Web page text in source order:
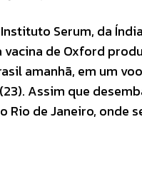
Serum, da
de Oxford
amanhã, em um
Assim que
Rio de Janeiro, onde